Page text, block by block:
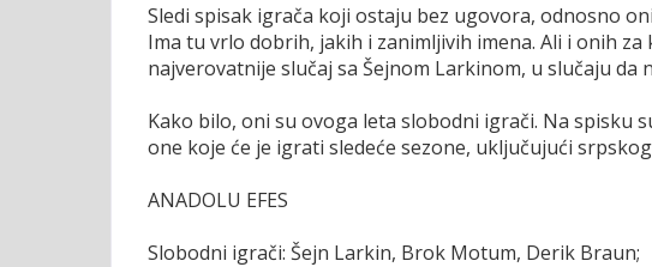
Sledi spisak igrača koji ostaju bez ugovora, odnosno
Ima tu vrlo dobrih, jakih i zanimljivih imena. Ali i onih
najverovatnije slučaj sa Šejnom Larkinom, u slučaju da
Kako bilo, oni su ovoga leta slobodni igrači. Na spisku
one koje će je igrati sledeće sezone, uključujući
ANADOLU EFES
Slobodni igrači: Šejn Larkin, Brok Motum, Derik Braun;